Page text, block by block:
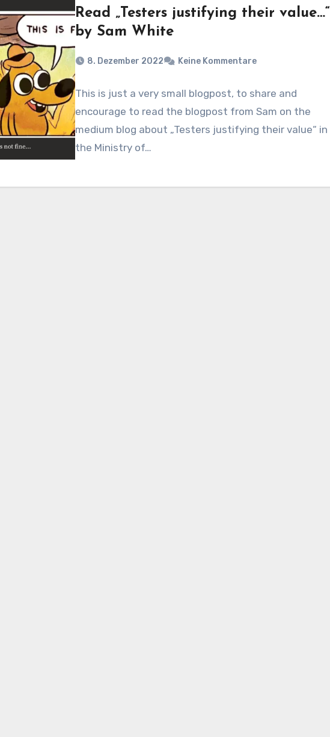
Read „Testers justifying their value…“
by Sam White
8. Dezember 2022 Keine Kommentare
This is just a very small blogpost, to share and
encourage to read the blogpost from Sam on the
medium blog about „Testers justifying their value“ in
the Ministry of…